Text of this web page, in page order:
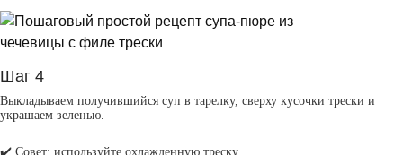
Шаг 4
Выкладываем получившийся суп в тарелку, сверху кусочки трески и
украшаем зеленью.
✔️ Совет: используйте охлажденную треску.